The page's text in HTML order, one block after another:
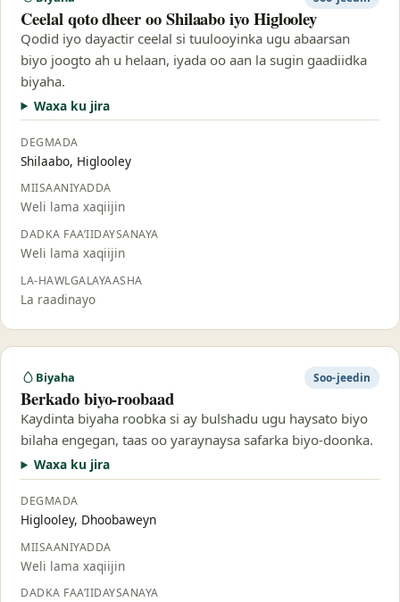
Ceelal qoto dheer oo Shilaabo iyo Higlooley
Qodid iyo dayactir ceelal si tuulooyinka ugu abaarsan
biyo joogto ah u helaan, iyada oo aan la sugin gaadiidka
biyaha.
Waxa ku jira
DEGMADA
Shilaabo, Higlooley
MIISAANIYADDA
Weli lama xaqiijin
DADKA FAA’IIDAYSANAYA
Weli lama xaqiijin
LA-HAWLGALAYAASHA
La raadinayo
Biyaha Soo-jeedin
Berkado biyo-roobaad
Kaydinta biyaha roobka si ay bulshadu ugu haysato biyo
bilaha engegan, taas oo yaraynaysa safarka biyo-doonka.
Waxa ku jira
DEGMADA
Higlooley, Dhoobaweyn
MIISAANIYADDA
Weli lama xaqiijin
DADKA FAA’IIDAYSANAYA